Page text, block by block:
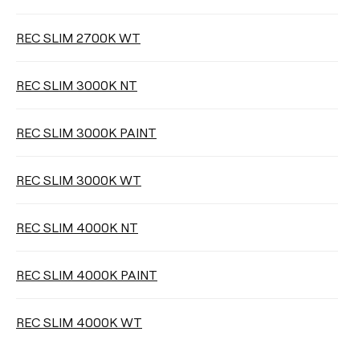
VARIATION D’INTENSITÉ
REC SLIM 2700K WT
REC SLIM 3000K NT
REC SLIM 3000K PAINT
REC SLIM 3000K WT
REC SLIM 4000K NT
REC SLIM 4000K PAINT
REC SLIM 4000K WT